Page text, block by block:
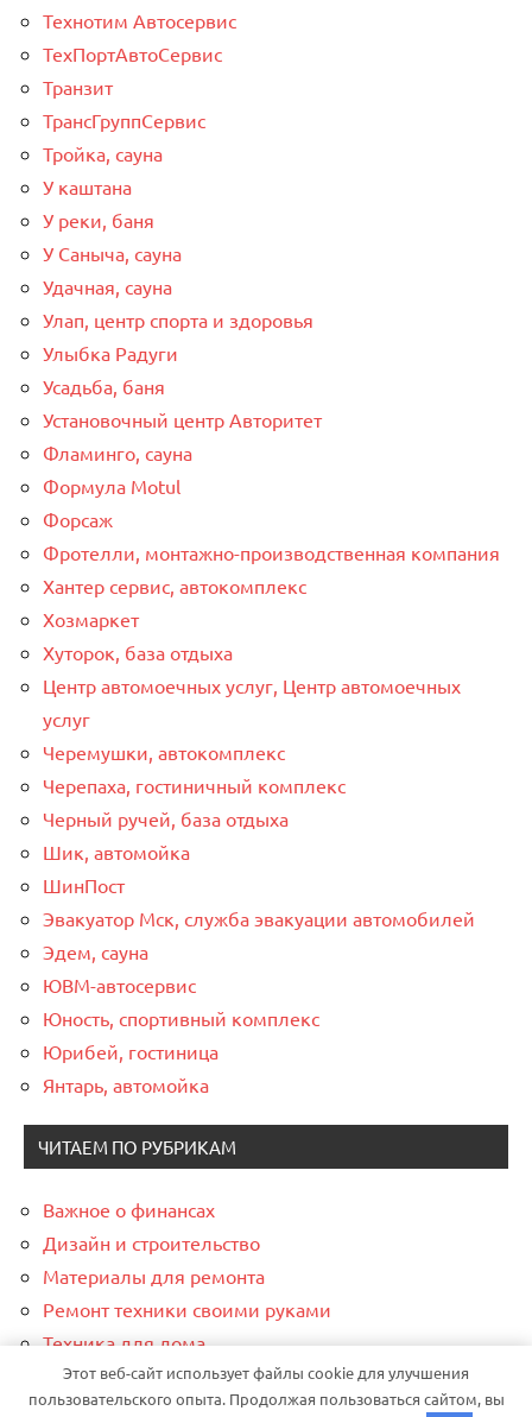
Технотим Автосервис
ТехПортАвтоСервис
Транзит
ТрансГруппСервис
Тройка, сауна
У каштана
У реки, баня
У Саныча, сауна
Удачная, сауна
Улап, центр спорта и здоровья
Улыбка Радуги
Усадьба, баня
Установочный центр Авторитет
Фламинго, сауна
Формула Motul
Форсаж
Фротелли, монтажно-производственная компания
Хантер сервис, автокомплекс
Хозмаркет
Хуторок, база отдыха
Центр автомоечных услуг, Центр автомоечных
услуг
Черемушки, автокомплекс
Черепаха, гостиничный комплекс
Черный ручей, база отдыха
Шик, автомойка
ШинПост
Эвакуатор Мск, служба эвакуации автомобилей
Эдем, сауна
ЮВМ-автосервис
Юность, спортивный комплекс
Юрибей, гостиница
Янтарь, автомойка
ЧИТАЕМ ПО РУБРИКАМ
Важное о финансах
Дизайн и строительство
Материалы для ремонта
Ремонт техники своими руками
Техника для дома
Электрика и электротехника
Этот веб-сайт использует файлы cookie для улучшения
пользовательского опыта. Продолжая пользоваться сайтом, вы